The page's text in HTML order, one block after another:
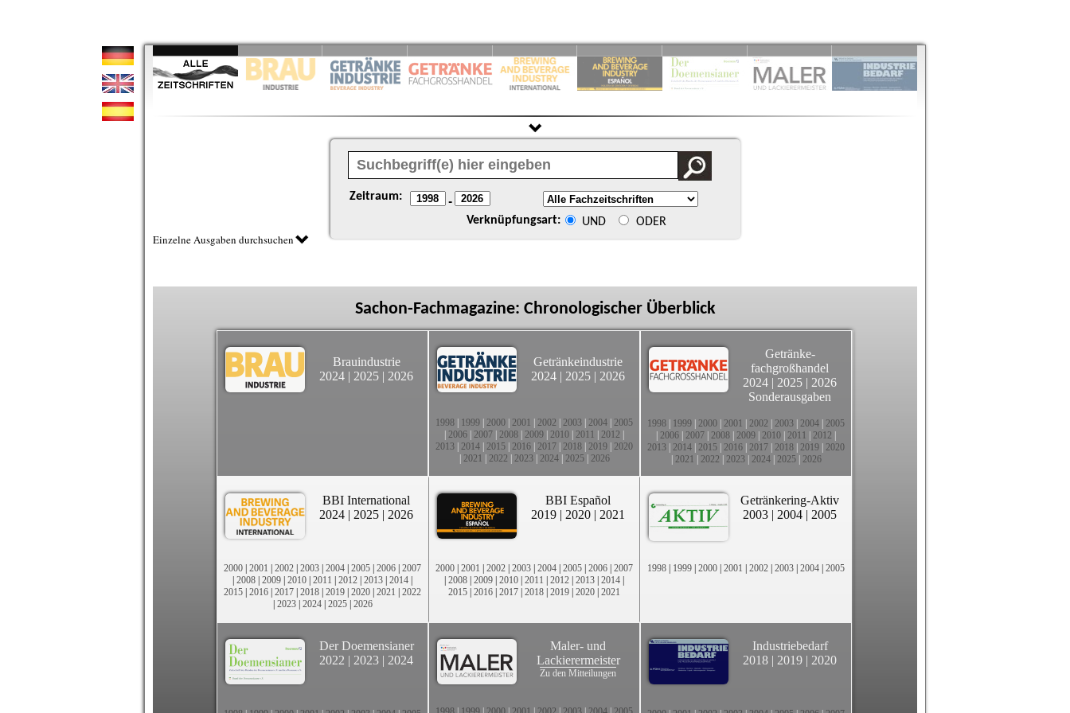
Zeitraum: -
Verknüpfungsart: UND ODER
Einzelne Ausgaben durchsuchen
Sachon-Fachmagazine: Chronologischer Überblick
Brauindustrie
2024 | 2025 | 2026
Getränkeindustrie
2024 | 2025 | 2026
1998 1999 2000 2001 2002 2003 2004 2005
2006 2007 2008 2009 2010 2011 2012
2013 2014 2015 2016 2017 2018 2019 2020
2021 2022 2023| 2024| 2025| 2026
Getränke-
fachgroßhandel
2024 | 2025 | 2026
Sonderausgaben
1998 1999 2000 2001 2002 2003 2004 2005
2006 2007 2008 2009 2010 2011 2012
2013 2014 2015 2016 2017 2018 2019 2020
2021 2022 2023| 2024| 2025| 2026
BBI International
2024 | 2025 | 2026
2000 | 2001 | 2002 | 2003 | 2004 | 2005 | 2006 | 2007
| 2008 | 2009 | 2010 | 2011 | 2012 | 2013 | 2014 |
2015 | 2016 | 2017 | 2018 | 2019 | 2020 | 2021 | 2022
| 2023| 2024| 2025| 2026
BBI Español
2019 | 2020 | 2021
2000 | 2001 | 2002 | 2003 | 2004 | 2005 | 2006 | 2007
| 2008 | 2009 | 2010 | 2011 | 2012 | 2013 | 2014 |
2015 | 2016 | 2017 | 2018 | 2019 | 2020 | 2021
Getränkering-Aktiv
2003 | 2004 | 2005
1998 | 1999 | 2000 | 2001 | 2002 | 2003 | 2004 | 2005
Der Doemensianer
2022 | 2023 | 2024
Maler- und
Lackierermeister
Zu den Mitteilungen
Industriebedarf
2018 | 2019 | 2020